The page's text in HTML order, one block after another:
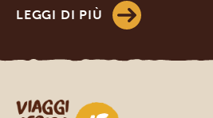
LEGGI DI PIÙ
Viaggi Africa Safari